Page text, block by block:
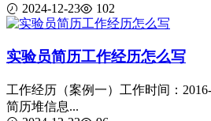
2024-12-23 102
实验员简历工作经历怎么写
工作经历（案例一）工作时间：2016-
简历堆信息...